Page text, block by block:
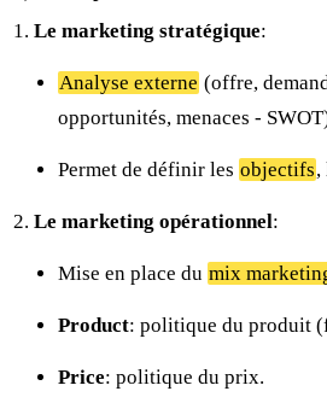
Le marketing stratégique:
Analyse externe (offre,
opportunités, menaces -
Permet de définir les objectifs,
Le marketing opérationnel:
Mise en place du mix
Product: politique du produit
Price: politique du prix.